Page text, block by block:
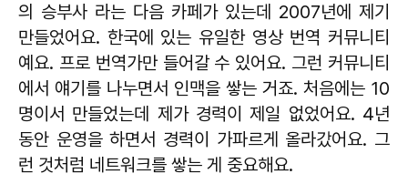
의 승부사 라는 다음 카페가 있는데 2007년에 제기
만들었어요. 한국에 있는 유일한 영상 번역 커뮤니티
예요. 프로 번역가만 들어갈 수 있어요. 그런 커뮤니티
에서 얘기를 나누면서 인맥을 쌓는 거죠. 처음에는 10
명이서 만들었는데 제가 경력이 제일 없었어요. 4년
동안 운영을 하면서 경력이 가파르게 올라갔어요. 그
런 것처럼 네트워크를 쌓는 게 중요해요.